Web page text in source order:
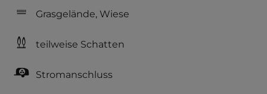
Grasgelände, Wiese
teilweise Schatten
Stromanschluss